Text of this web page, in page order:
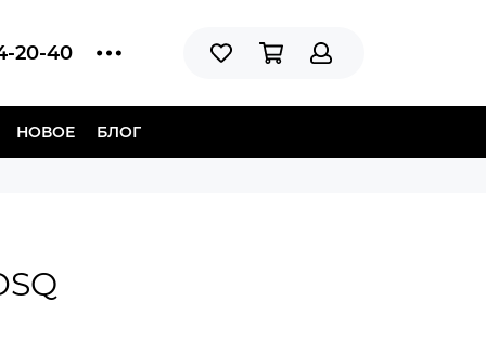
20-40
НОВОЕ БЛОГ